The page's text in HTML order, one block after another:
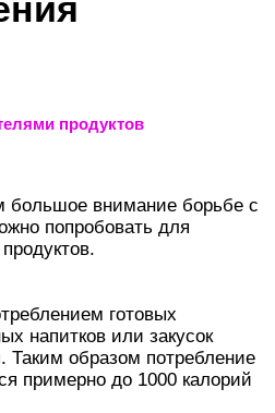
продуктов
внимание борьбе с
попробовать для
готовых
напитков или закусок
Таким образом потребление
пpимepнo до 1000 калорий